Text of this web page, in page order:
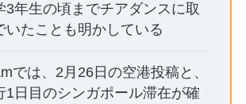
3年生の頃までチアダンスに取
いたことも明かしている
では、2月26日の空港投稿と、
1日目のシンガポール滞在が確